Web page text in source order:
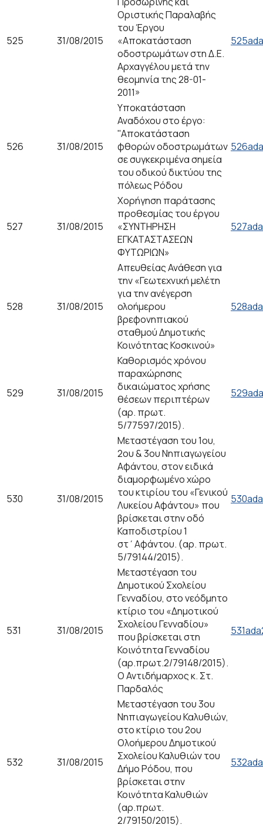
525 31/08/2015
Οριστικής Παραλαβής
του Έργου
«Aποκατάσταση
οδοστρωμάτων στη Δ.Ε.
Αρχαγγέλου μετά την
θεομηνία της 28-01-
2011»
526 31/08/2015
Υποκατάσταση
Αναδόχου στο έργο:
''Αποκατάσταση
φθορών οδοστρωμάτων
σε συγκεκριμένα σημεία
του οδικού δικτύου της
πόλεως Ρόδου
527 31/08/2015
Χορήγηση παράτασης
προθεσμίας του έργου
«ΣΥΝΤΗΡΗΣΗ
ΕΓΚΑΤΑΣΤΑΣΕΩΝ
ΦΥΤΩΡΙΩΝ»
528 31/08/2015
Απευθείας Ανάθεση για
την «Γεωτεχνική μελέτη
για την ανέγερση
ολοήμερου
βρεφονηπιακού
σταθμού Δημοτικής
Κοινότητας Κοσκινού»
529 31/08/2015
Καθορισμός χρόνου
παραχώρησης
δικαιώματος χρήσης
θέσεων περιπτέρων
(αρ. πρωτ.
5/77597/2015).
530 31/08/2015
Μεταστέγαση του 1ου,
2ου & 3ου Νηπιαγωγείου
Αφάντου, στον ειδικά
διαμορφωμένο χώρο
του κτιρίου του «Γενικού
Λυκείου Αφάντου» που
βρίσκεται στην οδό
Καποδιστρίου 1
στ΄Αφάντου. (αρ. πρωτ.
5/79144/2015).
531 31/08/2015
Μεταστέγαση του
Δημοτικού Σχολείου
Γενναδίου, στο νεόδμητο
κτίριο του «Δημοτικού
Σχολείου Γενναδίου»
που βρίσκεται στη
Κοινότητα Γενναδίου
(αρ.πρωτ.2/79148/2015).
Ο Αντιδήμαρχος κ. Στ.
Παρδαλός
532 31/08/2015
Μεταστέγαση του 3ου
Νηπιαγωγείου Καλυθιών,
στο κτίριο του 2ου
Ολοήμερου Δημοτικού
Σχολείου Καλυθιών του
Δήμο Ρόδου, που
βρίσκεται στην
Κοινότητα Καλυθιών
(αρ.πρωτ.
2/79150/2015).